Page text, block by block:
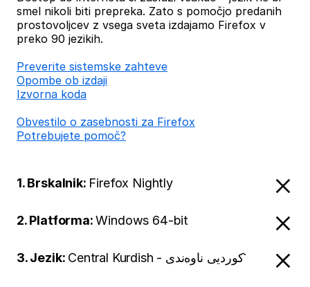
smel nikoli biti prepreka. Zato s pomočjo predanih
prostovoljcev z vsega sveta izdajamo Firefox v
preko 90 jezikih.
Preverite sistemske zahteve
Opombe ob izdaji
Izvorna koda
Obvestilo o zasebnosti za Firefox
Potrebujete pomoč?
1. Brskalnik: Firefox Nightly
2. Platforma:Windows 64-bit
3. Jezik: Central Kurdish - کوردیی ناوەندی་